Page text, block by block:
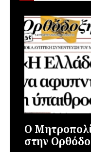
Ο
στην